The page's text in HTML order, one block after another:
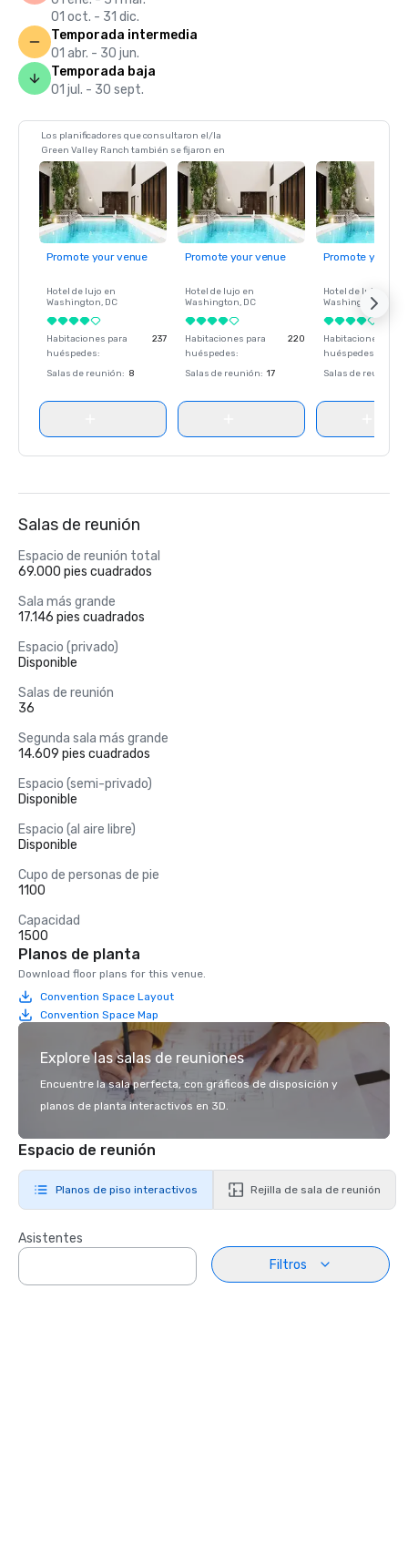
01 oct. - 31 dic.
Temporada intermedia
01 abr. - 30 jun.
Temporada baja
01 jul. - 30 sept.
Los planificadores que consultaron el/la
Green Valley Ranch también se fijaron en
Promote your venue
Hotel de lujo en
Washington, DC
Habitaciones para
huéspedes:
237
Salas de reunión: 8
Promote your venue
Hotel de lujo en
Washington, DC
Habitaciones para
huéspedes:
220
Salas de reunión: 17
Promote your
Hotel de lujo en
Washington
Habitaciones para
huéspedes
Salas de reunión
Salas de reunión
Espacio de reunión total
69.000 pies cuadrados
Sala más grande
17.146 pies cuadrados
Espacio (privado)
Disponible
Salas de reunión
36
Segunda sala más grande
14.609 pies cuadrados
Espacio (semi-privado)
Disponible
Espacio (al aire libre)
Disponible
Cupo de personas de pie
1100
Capacidad
1500
Planos de planta
Download floor plans for this venue.
Convention Space Layout
Convention Space Map
Explore las salas de reuniones
Encuentre la sala perfecta, con gráficos de disposición y
planos de planta interactivos en 3D.
Espacio de reunión
Planos de piso interactivos Rejilla de sala de reunión
Asistentes
Filtros